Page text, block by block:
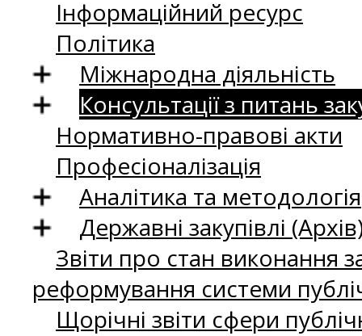
Інформаційний ресурс
Політика
Міжнародна діяльність
Консультації з питань
Нормативно-правові акти
Професіоналізація
Аналітика та методологія
Державні закупівлі
Звіти про стан виконання
реформування системи
Щорічні звіти сфери